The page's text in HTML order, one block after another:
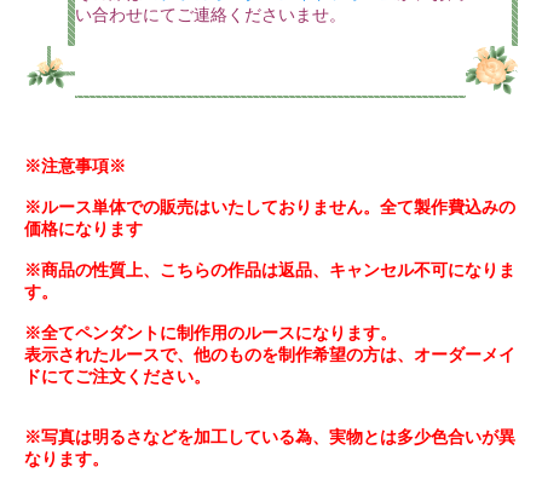
い合わせにてご連絡くださいませ。
※注意事項※
※ルース単体での販売はいたしておりません。全て製作費込みの
価格になります
※商品の性質上、こちらの作品は返品、キャンセル不可になりま
す。
※全てペンダントに制作用のルースになります。
表示されたルースで、他のものを制作希望の方は、オーダーメイ
ドにてご注文ください。
※写真は明るさなどを加工している為、実物とは多少色合いが異
なります。